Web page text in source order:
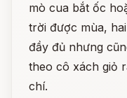
mò cua bắt ốc
trời được mùa,
đầy đủ nhưng
theo cô xách giỏ
chí.